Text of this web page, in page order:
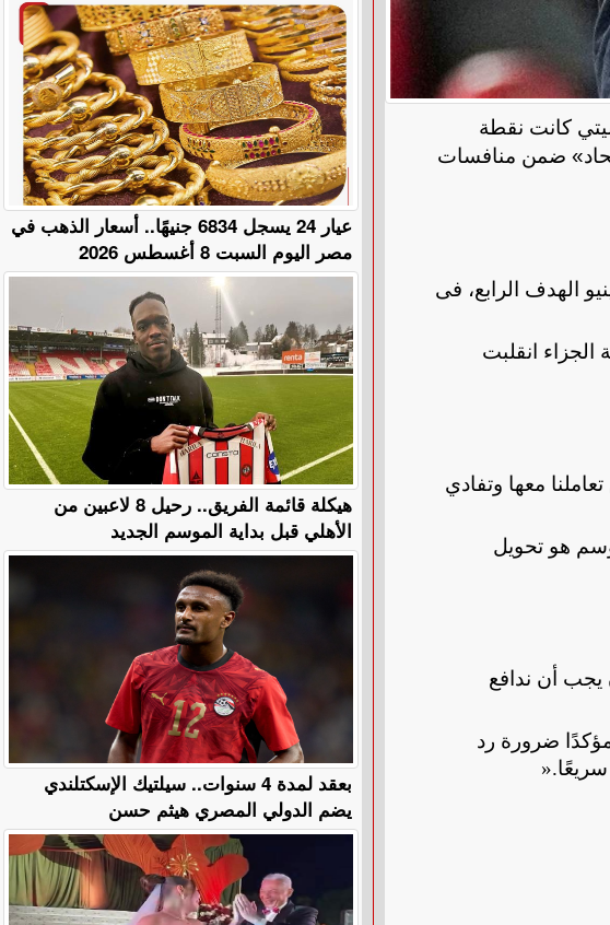
كانت نقطة
ملعب «الاتحاد» ضمن منافسات
الهدف الرابع، فى
انقلبت
معها وتفادي
هو تحويل
وكان يجب أن ندافع
ضرورة رد
سريعًا».
عيار 24 يسجل 6834 جنيهًا.. أسعار الذهب في
مصر اليوم السبت 8 أغسطس 2026
هيكلة قائمة الفريق.. رحيل 8 لاعبين من
الأهلي قبل بداية الموسم الجديد
بعقد لمدة 4 سنوات.. سيلتيك الإسكتلندي
يضم الدولي المصري هيثم حسن